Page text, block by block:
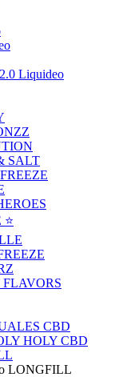
Liquideo
SALT
CBD
HOLY CBD
LONGFILL